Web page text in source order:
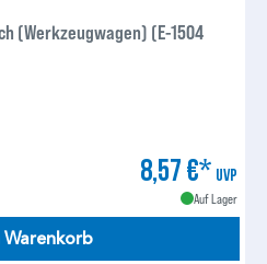
(Werkzeugwagen) (E-1504
8,57 €* UVP
Auf Lager
Warenkorb